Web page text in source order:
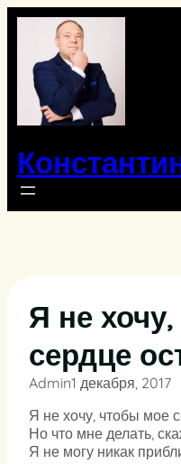
Перейти
содержимому
Я не
сердце
Admin1 декабря, 2017
Я не хочу, чтобы мое
Но что мне делать,
Я не могу никак